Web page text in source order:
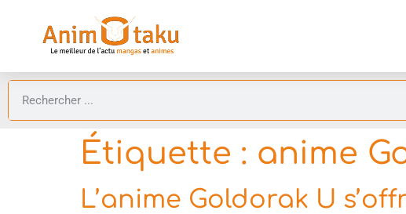
Étiquette : anime
L’anime Goldorak U